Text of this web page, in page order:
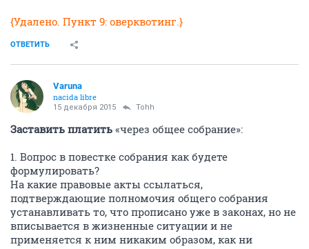
{Удалено. Пункт 9: оверквотинг.}
ОТВЕТИТЬ
Varuna
nacida libre
15 декабря 2015 Tohh
Заставить платить «через общее собрание»:
1. Вопрос в повестке собрания как будете
формулировать?
На какие правовые акты ссылаться,
подтверждающие полномочия общего собрания
устанавливать то, что прописано уже в законах, но не
вписывается в жизненные ситуации и не
применяется к ним никаким образом, как ни